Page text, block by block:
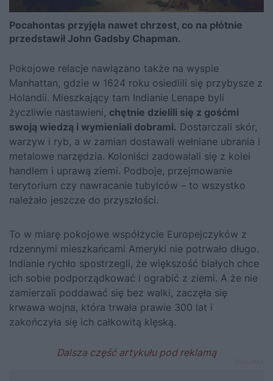
Pocahontas przyjęła nawet chrzest, co na płótnie
przedstawił John Gadsby Chapman.
Pokojowe relacje nawiązano także na wyspie
Manhattan, gdzie w 1624 roku osiedlili się przybysze z
Holandii. Mieszkający tam Indianie Lenape byli
życzliwie nastawieni, chętnie dzielili się z gośćmi
swoją wiedzą i wymieniali dobrami. Dostarczali skór,
warzyw i ryb, a w zamian dostawali wełniane ubrania i
metalowe narzędzia. Koloniści zadowalali się z kolei
handlem i uprawą ziemi. Podboje, przejmowanie
terytorium czy nawracanie tubylców – to wszystko
należało jeszcze do przyszłości.
To w miarę pokojowe współżycie Europejczyków z
rdzennymi mieszkańcami Ameryki nie potrwało długo.
Indianie rychło spostrzegli, że większość białych chce
ich sobie podporządkować i ograbić z ziemi. A że nie
zamierzali poddawać się bez walki, zaczęła się
krwawa wojna, która trwała prawie 300 lat i
zakończyła się ich całkowitą klęską.